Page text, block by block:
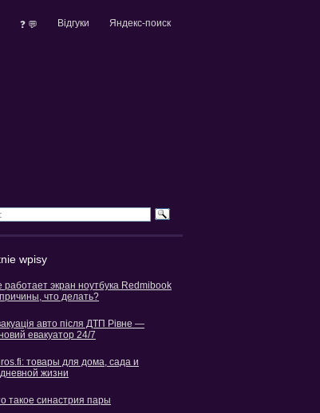
❓ 💬 Відгуки Яндекс-поиск
wpisy
работает экран ноутбука Redmibook
что делать?
авто після ДТП Рівне —
евакуатор 24/7
товары для дома, сада и
жизни
такое синастрия пары